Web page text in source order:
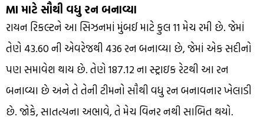
MI માટે સૌથી વધુ રન બનાવ્યા
રાયન રિકલ્ટને આ સિઝનમાં મુંબઈ માટે કુલ 11 મેચ રમી છે. જેમાં
તેણે 43.60 ની એવરેજથી 436 રન બનાવ્યા છે, જેમાં એક સદીનો
પણ સમાવેશ થાય છે. તેણે 187.12 ના સ્ટ્રાઇક રેટથી આ રન
બનાવ્યા છે અને તે તેની ટીમનો સૌથી વધુ રન બનાવનાર ખેલાડી
છે. જોકે, સાતત્યના અભાવે, તે મેચ વિનર નથી સાબિત થયો.